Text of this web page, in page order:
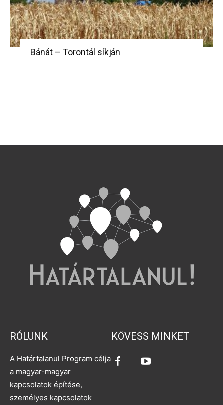
Bánát – Torontál síkján
RÓLUNK
A Határtalanul Program célja
a magyar-magyar
kapcsolatok építése,
személyes kapcsolatok
KÖVESS MINKET